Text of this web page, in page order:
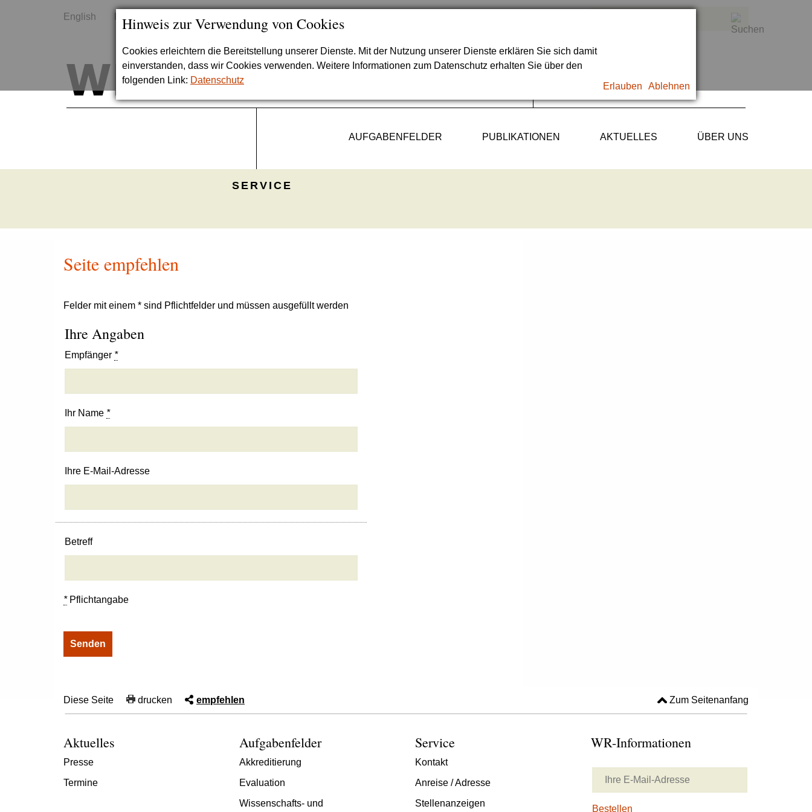
Hinweis zur Verwendung von Cookies
Cookies erleichtern die Bereitstellung unserer Dienste. Mit der Nutzung unserer Dienste erklären Sie sich damit
einverstanden, dass wir Cookies verwenden. Weitere Informationen zum Datenschutz erhalten Sie über den
folgenden Link: Datenschutz
Erlauben Ablehnen
English
AUFGABENFELDER PUBLIKATIONEN AKTUELLES ÜBER UNS
SERVICE
Seite empfehlen
Felder mit einem * sind Pflichtfelder und müssen ausgefüllt werden
Ihre Angaben
Empfänger *
Ihr Name *
Ihre E-Mail-Adresse
Betreff
*Pflichtangabe
Diese Seite drucken empfehlen Zum Seitenanfang
Aktuelles
Presse
Termine
Aufgabenfelder
Akkreditierung
Evaluation
Wissenschafts- und
Service
Kontakt
Anreise / Adresse
Stellenanzeigen
WR-Informationen